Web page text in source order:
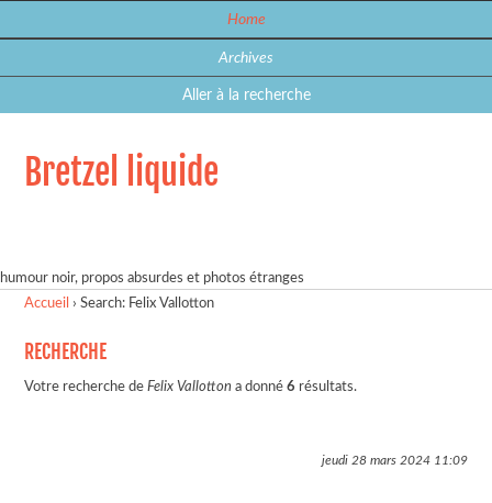
Home
Archives
Aller à la recherche
Bretzel liquide
humour noir, propos absurdes et photos étranges
Accueil ›Search: Felix Vallotton
RECHERCHE
Votre recherche deFelix Vallotton a donné6 résultats.
jeudi 28 mars 202411:09